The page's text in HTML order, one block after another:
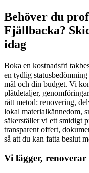
Behöver du
Fjällbacka?
idag
Boka en kostnadsfri
en tydlig
mål och din budget. Vi
plåtdetaljer,
rätt metod: renovering,
lokal materialkännedom,
säkerställer vi ett smidigt
transparent offert,
så att du kan fatta beslut
Vi lägger,